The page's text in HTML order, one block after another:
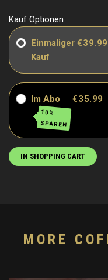
Kauf Optionen
Einmaliger
Kauf
€39.99
Im Abo
10%
SPAREN
€35.99
IN SHOPPING CART
MORE